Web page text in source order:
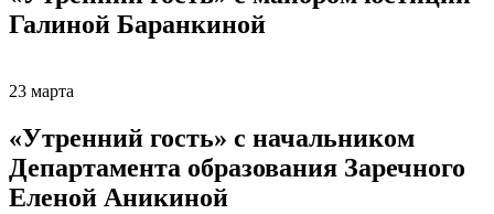
Галиной Баранкиной
23 марта
«Утренний гость» с начальником
Департамента образования Заречного
Еленой Аникиной